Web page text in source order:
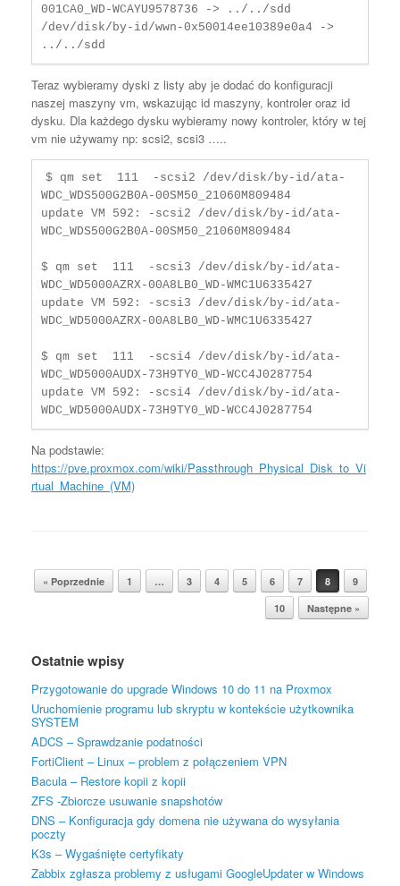
001CA0_WD-WCAYU9578736 -> ../../sdd
/dev/disk/by-id/wwn-0x50014ee10389e0a4 ->
../../sdd
Teraz wybieramy dyski z listy aby je dodać do konfiguracji
naszej maszyny vm, wskazując id maszyny, kontroler oraz id
dysku. Dla każdego dysku wybieramy nowy kontroler, który w tej
vm nie używamy np: scsi2, scsi3 …..
$ qm set  111  -scsi2 /dev/disk/by-id/ata-
WDC_WDS500G2B0A-00SM50_21060M809484
update VM 592: -scsi2 /dev/disk/by-id/ata-
WDC_WDS500G2B0A-00SM50_21060M809484
$ qm set  111  -scsi3 /dev/disk/by-id/ata-
WDC_WD5000AZRX-00A8LB0_WD-WMC1U6335427
update VM 592: -scsi3 /dev/disk/by-id/ata-
WDC_WD5000AZRX-00A8LB0_WD-WMC1U6335427
$ qm set  111  -scsi4 /dev/disk/by-id/ata-
WDC_WD5000AUDX-73H9TY0_WD-WCC4J0287754
update VM 592: -scsi4 /dev/disk/by-id/ata-
WDC_WD5000AUDX-73H9TY0_WD-WCC4J0287754
Na podstawie:
https://pve.proxmox.com/wiki/Passthrough_Physical_Disk_to_Vi
rtual_Machine_(VM)
Post navigation
« Poprzednie 1 … 3 4 5 6 7 8
9
10
Następne »
Ostatnie wpisy
Przygotowanie do upgrade Windows 10 do 11 na Proxmox
Uruchomienie programu lub skryptu w kontekście użytkownika
SYSTEM
ADCS – Sprawdzanie podatności
FortiClient – Linux – problem z połączeniem VPN
Bacula – Restore kopii z kopii
ZFS -Zbiorcze usuwanie snapshotów
DNS – Konfiguracja gdy domena nie używana do wysyłania
poczty
K3s – Wygaśnięte certyfikaty
Zabbix zgłasza problemy z usługami GoogleUpdater w Windows